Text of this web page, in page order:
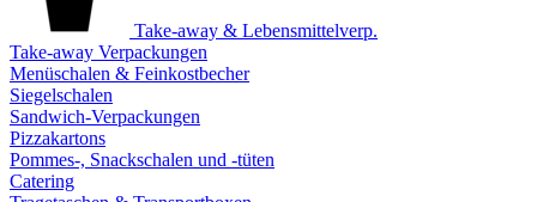
Take-away & Lebensmittelverp.
Take-away Verpackungen
Menüschalen & Feinkostbecher
Siegelschalen
Sandwich-Verpackungen
Pizzakartons
Pommes-, Snackschalen und -tüten
Catering